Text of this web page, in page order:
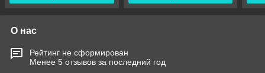
О нас
Рейтинг не сформирован
Менее 5 отзывов за последний год